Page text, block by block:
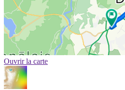
Ouvrir la carte